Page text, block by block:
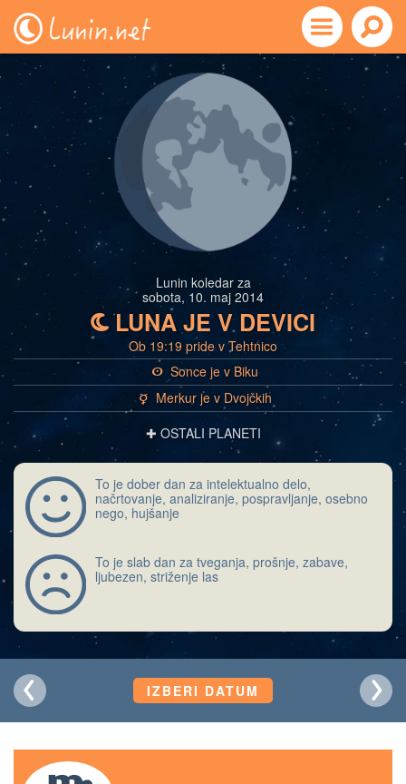
Lunin koledar za
sobota, 10. maj 2014
bLUNA JE V DEVICI
Ob 19:19 pride v Tehtnico
a Sonce je v Biku
c Merkur je v Dvojčkih
✚ OSTALI PLANETI
To je dober dan za intelektualno delo,
načrtovanje, analiziranje, pospravljanje, osebno
nego, hujšanje
To je slab dan za tveganja, prošnje, zabave,
ljubezen, striženje las
IZBERI DATUM